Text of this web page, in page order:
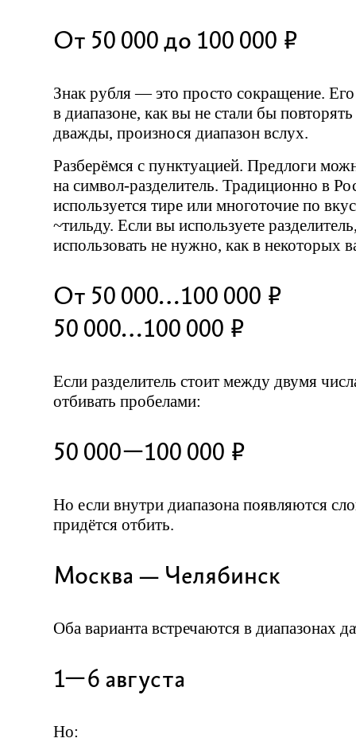
От 50 000 до 100 000 ₽
Знак рубля — это просто сокращение.
в диапазоне, как вы не стали бы
дважды, произнося диапазон вслух.
Разберёмся с пунктуацией. Предлоги
на символ-разделитель. Традиционно в
используется тире или многоточие по
~тильду. Если вы используете
использовать не нужно, как в некоторых
От 50 000…100 000 ₽
50 000…100 000 ₽
Если разделитель стоит между двумя
отбивать пробелами:
50 000—100 000 ₽
Но если внутри диапазона появляются
придётся отбить.
Москва — Челябинск
Оба варианта встречаются в диапазонах
1—6 августа
Но: